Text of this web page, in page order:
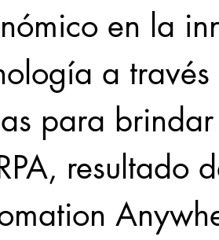
en la
a
para
resultado